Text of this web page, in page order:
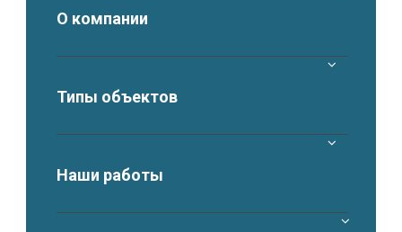
О компании
Типы объектов
Наши работы